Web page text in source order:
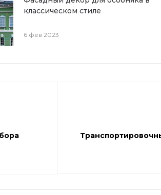
классическом стиле
6 фев 2023